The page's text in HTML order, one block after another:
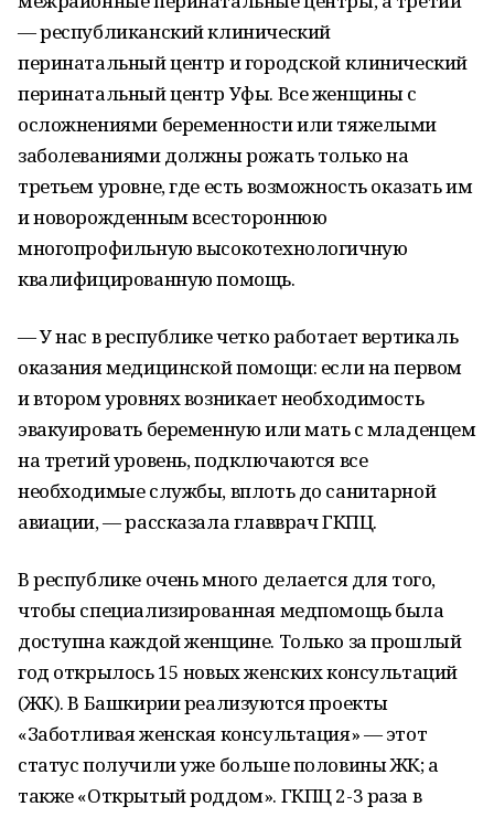
— республиканский клинический
перинатальный центр и городской клинический
перинатальный центр Уфы. Все женщины с
осложнениями беременности или тяжелыми
заболеваниями должны рожать только на
третьем уровне, где есть возможность оказать им
и новорожденным всестороннюю
многопрофильную высокотехнологичную
квалифицированную помощь.
— У нас в республике четко работает вертикаль
оказания медицинской помощи: если на первом
и втором уровнях возникает необходимость
эвакуировать беременную или мать с младенцем
на третий уровень, подключаются все
необходимые службы, вплоть до санитарной
авиации, — рассказала главврач ГКПЦ.
В республике очень много делается для того,
чтобы специализированная медпомощь была
доступна каждой женщине. Только за прошлый
год открылось 15 новых женских консультаций
(ЖК). В Башкирии реализуются проекты
«Заботливая женская консультация» — этот
статус получили уже больше половины ЖК; а
также «Открытый роддом». ГКПЦ 2-3 раза в